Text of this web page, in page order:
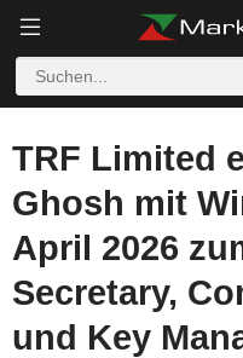
TRF Limited
Ghosh mit
April 2026
Secretary,
und Key